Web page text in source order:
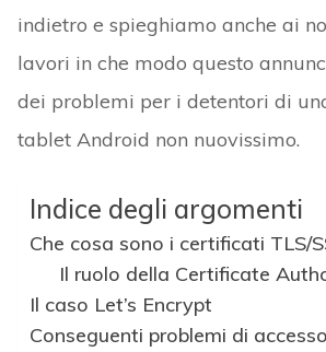
indietro e spieghiamo anche ai
lavori in che modo questo
dei problemi per i detentori di
tablet Android non nuovissimo.
Indice degli argomenti
Che cosa sono i certificati TLS/
Il ruolo della Certificate
Il caso Let’s Encrypt
Conseguenti problemi di